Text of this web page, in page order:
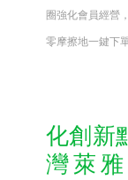
圈強化會員經營
零摩擦地一鍵下單
化創新
灣萊雅